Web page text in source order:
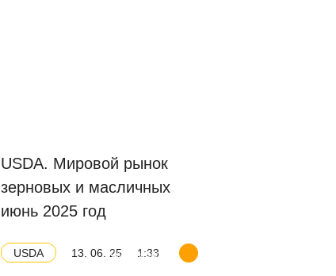
USDA. Мировой рынок
зерновых и масличных
июнь 2025 год
USDA 13. 06. 25 1:33
Скачать баланс